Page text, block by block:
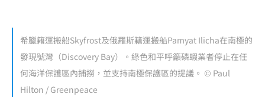
希臘籍運搬船Skyfrost及俄羅斯籍運搬船Pamyat Ilicha在南極的
發現號灣（Discovery Bay）。綠色和平呼籲磷蝦業者停止在任
何海洋保護區內捕撈，並支持南極保護區的提議。 © Paul
Hilton / Greenpeace